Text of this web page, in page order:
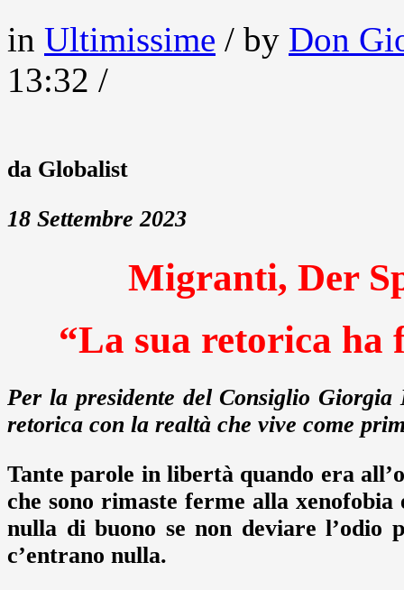
in Ultimissime / by Don
13:32 /
da Globalist
18 Settembre 2023
Migranti, Der
“La sua retorica ha
Per la presidente del Consiglio
retorica con la realtà che vive come
Tante parole in libertà quando era
che sono rimaste ferme alla
nulla di buono se non deviare l’odio
c’entrano nulla.